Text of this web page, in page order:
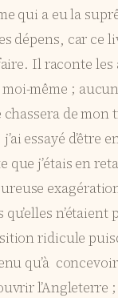
qui a eu la
dépens, car
Il raconte
même ;
de
essayé d’être
que j’étais en
ridicule
qu’à
l’Angleterre